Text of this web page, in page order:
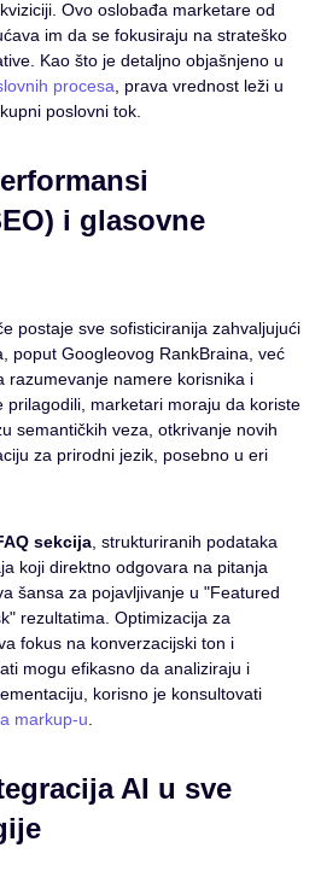
Ovo oslobađa marketare od
im da se fokusiraju na strateško
Kao što je detaljno objašnjeno u
procesa , prava vrednost leži u
poslovni tok.
i glasovne
postaje sve sofisticiranija zahvaljujući
poput Googleovog RankBraina, već
razumevanje namere korisnika i
prilagodili, marketari moraju da koriste
semantičkih veza, otkrivanje novih
za prirodni jezik, posebno u eri
sekcija , strukturiranih podataka
koji direktno odgovara na pitanja
šansa za pojavljivanje u "Featured
rezultatima. Optimizacija za
fokus na konverzacijski ton i
mogu efikasno da analiziraju i
korisno je konsultovati
markup-u
AI u sve